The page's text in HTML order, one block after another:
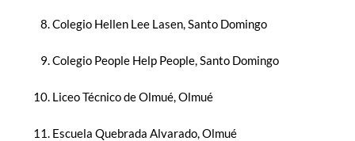
Colegio Hellen Lee Lasen, Santo Domingo
Colegio People Help People, Santo Domingo
Liceo Técnico de Olmué, Olmué
Escuela Quebrada Alvarado, Olmué